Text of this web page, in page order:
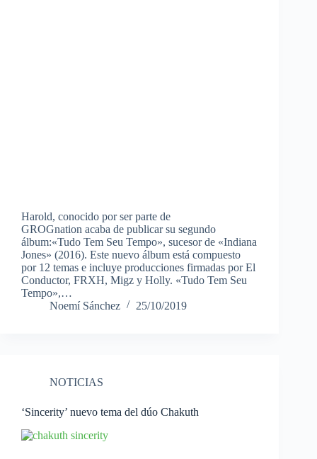
Harold, conocido por ser parte de
GROGnation acaba de publicar su segundo
álbum:«Tudo Tem Seu Tempo», sucesor de «Indiana
Jones» (2016). Este nuevo álbum está compuesto
por 12 temas e incluye producciones firmadas por El
Conductor, FRXH, Migz y Holly. «Tudo Tem Seu
Tempo»,…
Noemí Sánchez
25/10/2019
NOTICIAS
‘Sincerity’ nuevo tema del dúo Chakuth